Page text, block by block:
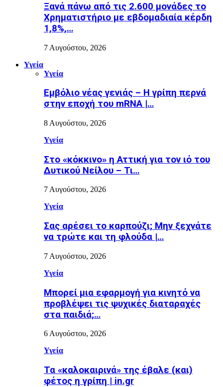
Ξανά πάνω από τις 2.600 μονάδες το
Χρηματιστήριο με εβδομαδιαία κέρδη
1,8%,…
7 Αυγούστου, 2026
Υγεία
Υγεία
Εµβόλιο νέας γενιάς – Η γρίπη περνά
στην εποχή του mRNA |…
8 Αυγούστου, 2026
Υγεία
Στο «κόκκινο» η Αττική για τον ιό του
Δυτικού Νείλου – Τι…
7 Αυγούστου, 2026
Υγεία
Σας αρέσει το καρπούζι; Μην ξεχνάτε
να τρώτε και τη φλούδα |…
7 Αυγούστου, 2026
Υγεία
Μπορεί μια εφαρμογή για κινητό να
προβλέψει τις ψυχικές διαταραχές
στα παιδιά;…
6 Αυγούστου, 2026
Υγεία
Τα «καλοκαιρινά» της έβαλε (και)
φέτος η γρίπη | in.gr